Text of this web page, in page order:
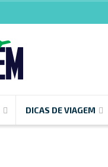
DICAS DE VIAGEM